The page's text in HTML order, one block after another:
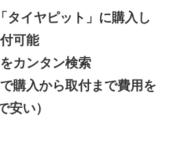
タイヤピット」に購入し
可能
カンタン検索
購入から取付まで費用を
安い）